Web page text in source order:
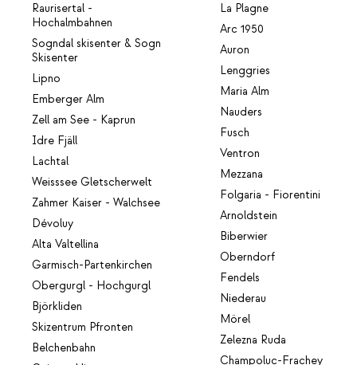
Raurisertal -
Hochalmbahnen
Sogndal skisenter & Sogn
Skisenter
Lipno
Emberger Alm
Zell am See - Kaprun
Idre Fjäll
Lachtal
Weisssee Gletscherwelt
Zahmer Kaiser - Walchsee
Dévoluy
Alta Valtellina
Garmisch-Partenkirchen
Obergurgl - Hochgurgl
Björkliden
Skizentrum Pfronten
Belchenbahn
La Plagne
Arc 1950
Auron
Lenggries
Maria Alm
Nauders
Fusch
Ventron
Mezzana
Folgaria - Fiorentini
Arnoldstein
Biberwier
Oberndorf
Fendels
Niederau
Mörel
Zelezna Ruda
Champoluc-Frachey